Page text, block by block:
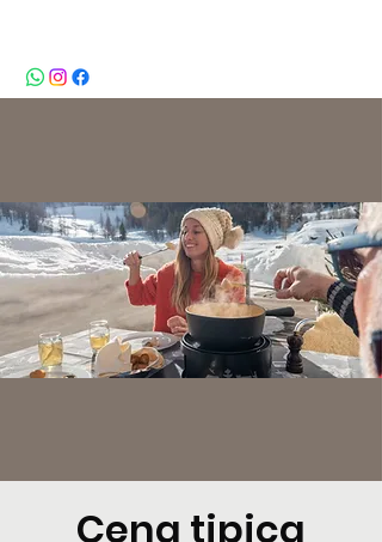
Cena tipica